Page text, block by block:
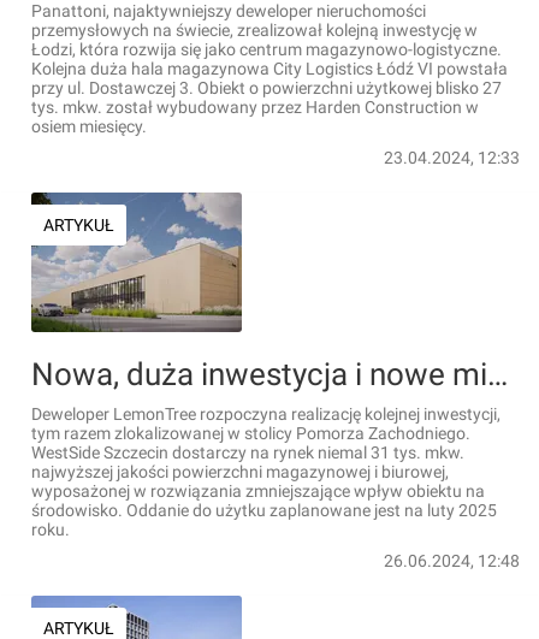
Panattoni, najaktywniejszy deweloper nieruchomości
przemysłowych na świecie, zrealizował kolejną inwestycję w
Łodzi, która rozwija się jako centrum magazynowo-logistyczne.
Kolejna duża hala magazynowa City Logistics Łódź VI powstała
przy ul. Dostawczej 3. Obiekt o powierzchni użytkowej blisko 27
tys. mkw. został wybudowany przez Harden Construction w
osiem miesięcy.
23.04.2024, 12:33
ARTYKUŁ
Nowa, duża inwestycja i nowe miejsca pracy w Szczecinie
Deweloper LemonTree rozpoczyna realizację kolejnej inwestycji,
tym razem zlokalizowanej w stolicy Pomorza Zachodniego.
WestSide Szczecin dostarczy na rynek niemal 31 tys. mkw.
najwyższej jakości powierzchni magazynowej i biurowej,
wyposażonej w rozwiązania zmniejszające wpływ obiektu na
środowisko. Oddanie do użytku zaplanowane jest na luty 2025
roku.
26.06.2024, 12:48
ARTYKUŁ